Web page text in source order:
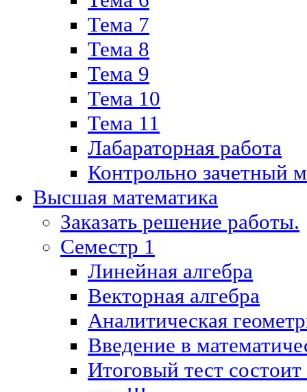
Тема 7
Тема 8
Тема 9
Тема 10
Тема 11
Лабараторная работа
Контрольно зачетный
Высшая математика
Заказать решение работы.
Семестр 1
Линейная алгебра
Векторная алгебра
Аналитическая
Введение в
Итоговый тест